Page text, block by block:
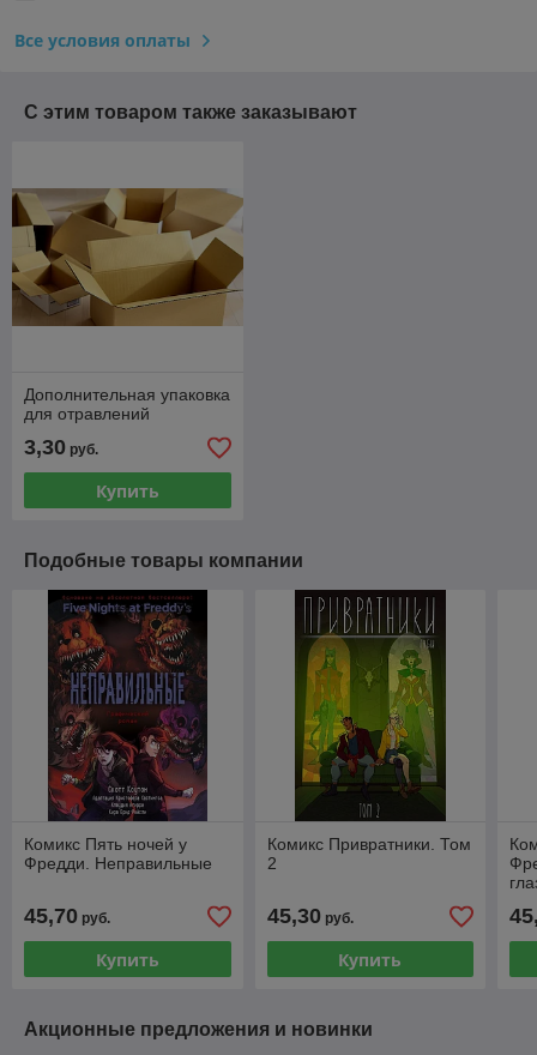
Все условия оплаты
С этим товаром также заказывают
Дополнительная упаковка
для отравлений
3,30 руб.
Купить
Подобные товары компании
Комикс Пять ночей у
Фредди. Неправильные
45,70 руб.
Купить
Комикс Привратники. Том
2
45,30руб.
Купить
Акционные предложения и новинки